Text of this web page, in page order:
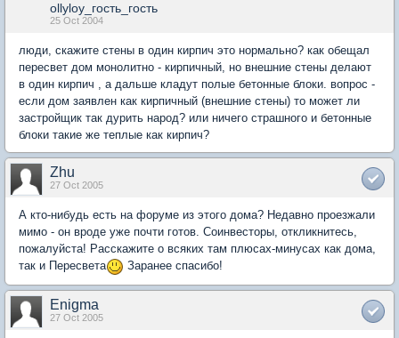
ollyloy_гость_гость
25 Oct 2004
люди, скажите стены в один кирпич это нормально? как обещал
пересвет дом монолитно - кирпичный, но внешние стены делают
в один кирпич , а дальше кладут полые бетонные блоки. вопрос -
если дом заявлен как кирпичный (внешние стены) то может ли
застройщик так дурить народ? или ничего страшного и бетонные
блоки такие же теплые как кирпич?
Zhu
27 Oct 2005
А кто-нибудь есть на форуме из этого дома? Недавно проезжали
мимо - он вроде уже почти готов. Соинвесторы, откликнитесь,
пожалуйста! Расскажите о всяких там плюсах-минусах как дома,
так и Пересвета
Заранее спасибо!
Enigma
27 Oct 2005